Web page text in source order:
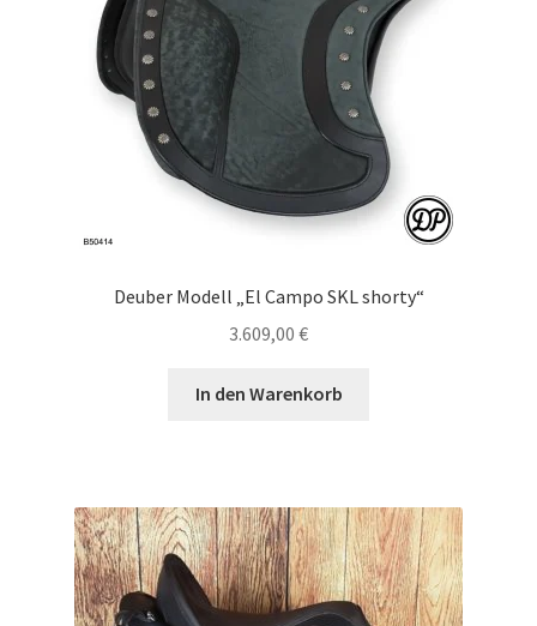
Deuber Modell „El Campo SKL shorty“
3.609,00 €
In den Warenkorb